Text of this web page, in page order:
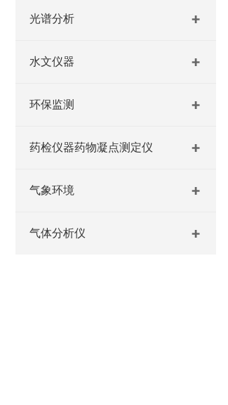
光谱分析
水文仪器
环保监测
药检仪器药物凝点测定仪
气象环境
气体分析仪